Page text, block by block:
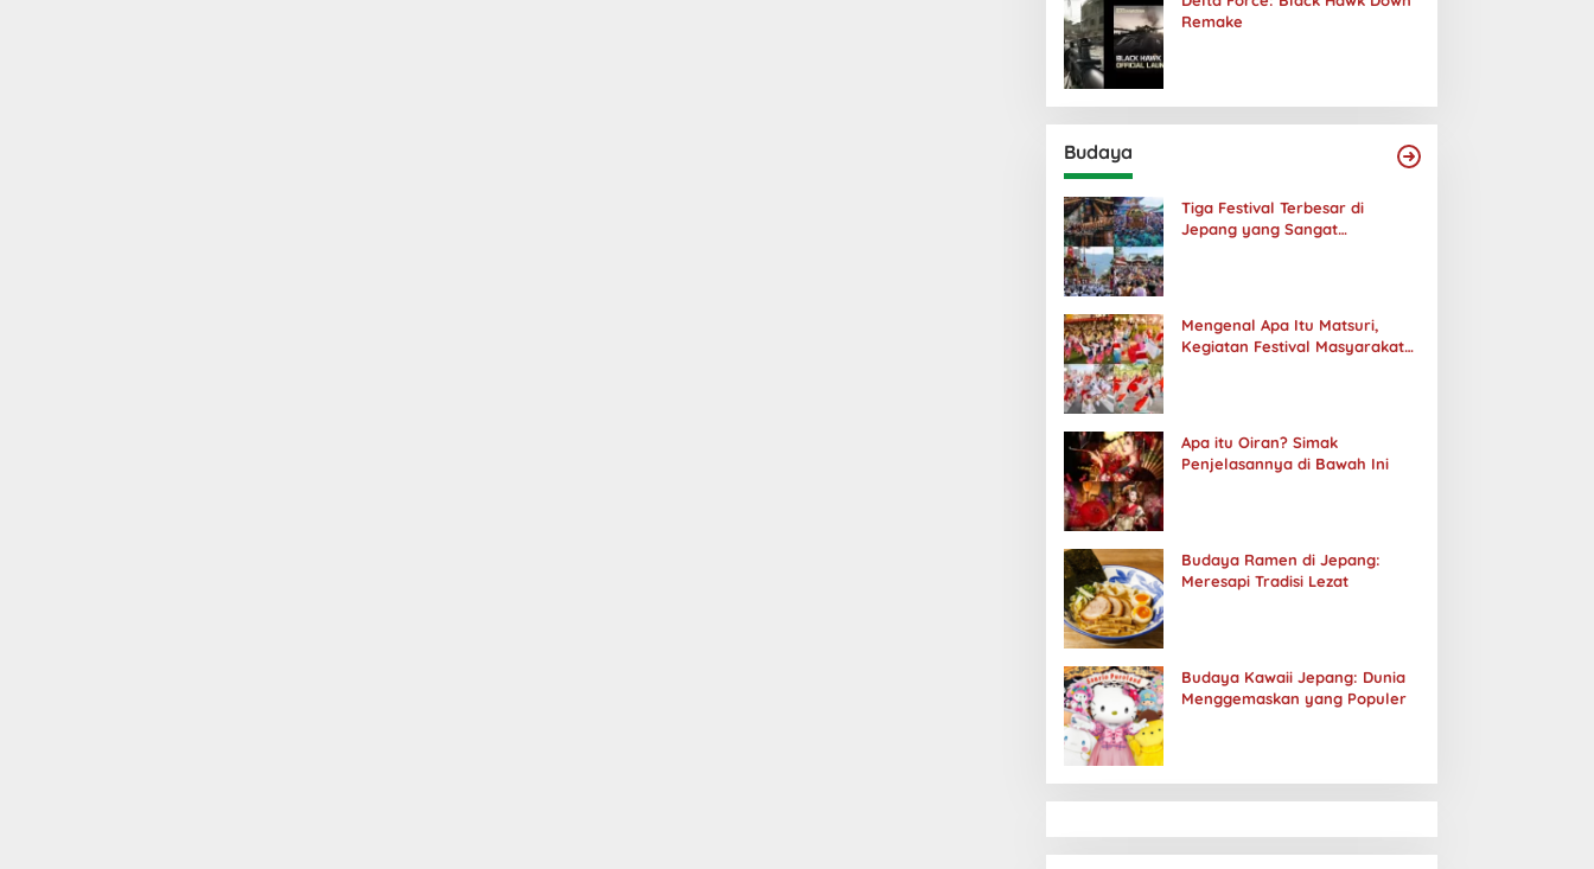
Remake
Budaya
Tiga Festival Terbesar di
Jepang yang Sangat
Mengenal Apa Itu Matsuri,
Kegiatan Festival Masyarakat
Apa itu Oiran? Simak
Penjelasannya di Bawah Ini
Budaya Ramen di Jepang:
Meresapi Tradisi Lezat
Budaya Kawaii Jepang: Dunia
Menggemaskan yang Populer